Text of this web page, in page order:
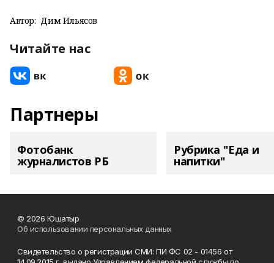
Автор: Дим Ильясов
Читайте нас
Партнеры
Фотобанк
журналистов РБ
Рубрика "Еда и
напитки"
© 2026 Юшатыр
Об использовании персональных данных
Свидетельство о регистрации СМИ: ПИ ФС 02 - 01456 от